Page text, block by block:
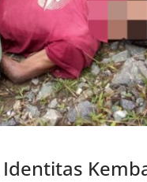
Identitas